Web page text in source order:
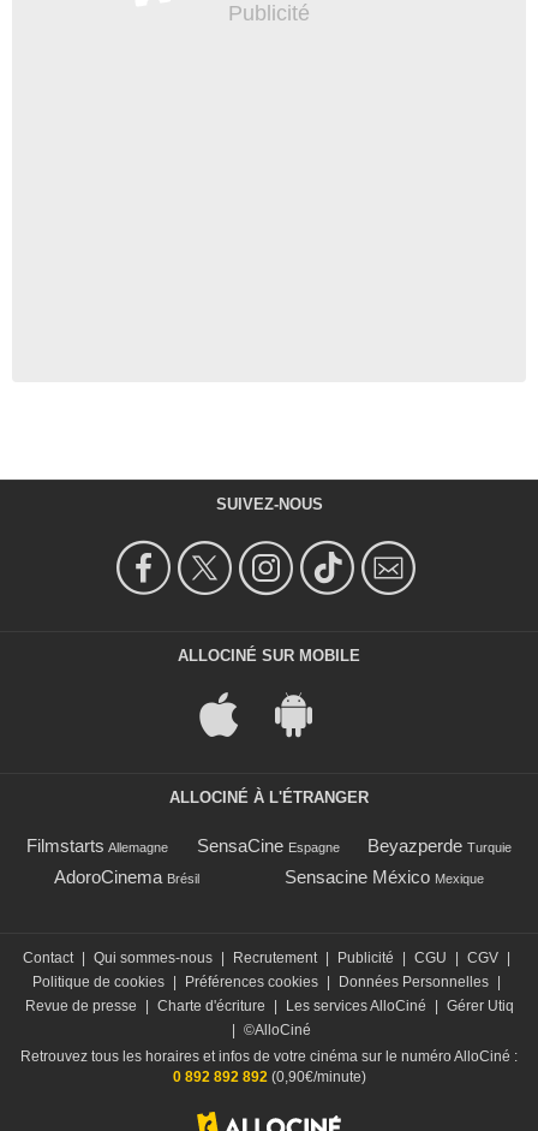
SUIVEZ-NOUS
ALLOCINÉ SUR MOBILE
ALLOCINÉ À L'ÉTRANGER
Filmstarts Allemagne SensaCine Espagne Beyazperde Turquie
AdoroCinema Brésil Sensacine México Mexique
Contact Qui sommes-nous Recrutement Publicité CGU CGV
Politique de cookies
Préférences cookies Données Personnelles
Revue de presse
Charte d'écriture Les services AlloCiné
Gérer Utiq
©AlloCiné
Retrouvez tous les horaires et infos de votre cinéma sur le numéro AlloCiné :
0 892 892 892(0,90€/minute)